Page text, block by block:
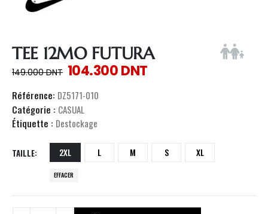
TEE 12MO FUTURA
149.000DNT 104.300DNT
Référence: DZ5171-010
Catégorie : CASUAL
Étiquette : Destockage
TAILLE 2XL L M S XL
EFFACER